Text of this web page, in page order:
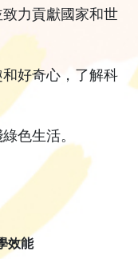
力貢獻國家和世
好奇心，了解科
色生活。
效能